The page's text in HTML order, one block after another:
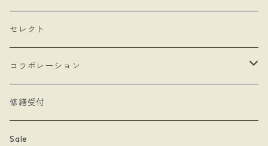
- Drop Rose
- 本型チャーム
- Lady & Royal
- 月星夜
- チェーン・カラビナ
- ネックレス
- バッグ
- ステッカー
- クリーナークロス
- 文房具
セレクト
コラボレーション
limboussole
こまっちゃん
修繕受付
Sale